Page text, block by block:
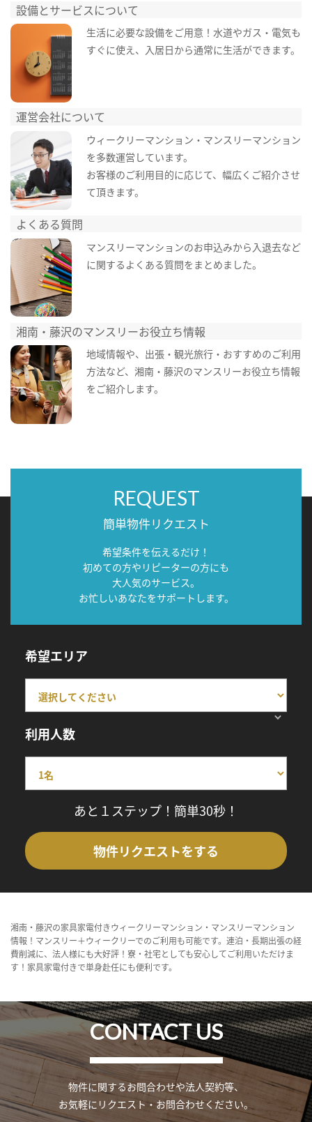
設備とサービスについて
生活に必要な設備をご用意！水道やガス・電気も
すぐに使え、入居日から通常に生活ができます。
運営会社について
ウィークリーマンション・マンスリーマンション
を多数運営しています。
お客様のご利用目的に応じて、幅広くご紹介させ
て頂きます。
よくある質問
マンスリーマンションのお申込みから入退去など
に関するよくある質問をまとめました。
湘南・藤沢のマンスリーお役立ち情報
地域情報や、出張・観光旅行・おすすめのご利用
方法など、湘南・藤沢のマンスリーお役立ち情報
をご紹介します。
REQUEST
簡単物件リクエスト
希望条件を伝えるだけ！
初めての方やリピーターの方にも
大人気のサービス。
お忙しいあなたをサポートします。
希望エリア
利用人数
あと１ステップ！簡単30秒！
物件リクエストをする
湘南・藤沢の家具家電付きウィークリーマンション・マンスリーマンション
情報！マンスリー＋ウィークリーでのご利用も可能です。連泊・長期出張の経
費削減に、法人様にも大好評！寮・社宅としても安心してご利用いただけま
す！家具家電付きで単身赴任にも便利です。
CONTACT US
物件に関するお問合わせや法人契約等、
お気軽にリクエスト・お問合わせください。